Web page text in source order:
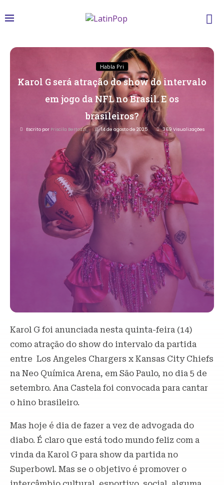
Habla Pri
Karol G será atração do show do intervalo
em jogo da NFL no Brasil. E os
brasileiros?
Escrito por Priscila Bertozzi 14 de agosto de 2025 369 Visualizações
Karol G foi anunciada nesta quinta-feira (14)
como atração do show do intervalo da partida
entre Los Angeles Chargers x Kansas City Chiefs
na Neo Química Arena, em São Paulo, no dia 5 de
setembro. Ana Castela foi convocada para cantar
o hino brasileiro.
Mas hoje é dia de fazer a vez de advogada do
diabo. É claro que está todo mundo feliz com a
vinda da Karol G para show da partida no
Superbowl. Mas se o objetivo é promover o